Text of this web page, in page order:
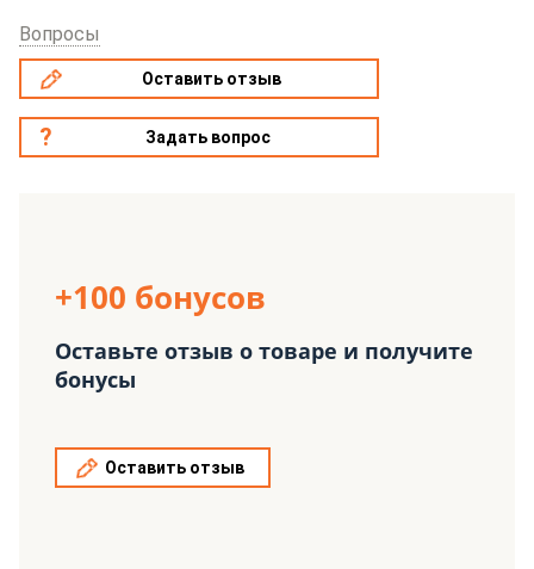
Вопросы
Оставить отзыв
Задать вопрос
+100 бонусов
Оставьте отзыв о товаре и получите
бонусы
Оставить отзыв